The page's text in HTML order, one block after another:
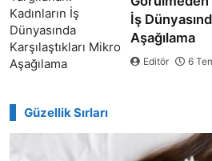
İş
Aşağılama
Editör 6
Güzellik Sırları